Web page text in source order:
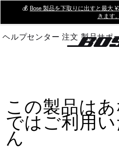
Main
💰 Bose 製品を下取りに出すと最大
きます。
ヘルプセンター 注文 製品サポ
この製品は
ではご利用
ん